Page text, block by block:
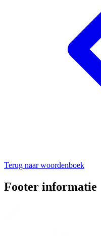
Terug naar woordenboek
Footer informatie